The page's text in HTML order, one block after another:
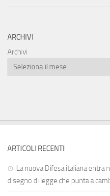
ARCHIVI
Archivi
ARTICOLI RECENTI
La nuova Difesa italiana entra
disegno di legge che punta a